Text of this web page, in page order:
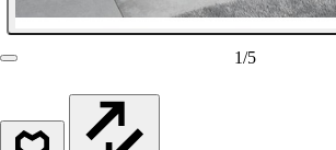
1/5